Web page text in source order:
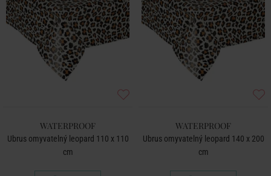
WATERPROOF
Ubrus omyvatelný leopard 110 x 110
cm
WATERPROOF
Ubrus omyvatelný leopard 140 x 200
cm